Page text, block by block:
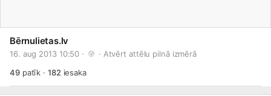
Bērnulietas.lv
16. aug 2013 10:50 · · Atvērt attēlu pilnā izmērā
49patīk · 182 iesaka